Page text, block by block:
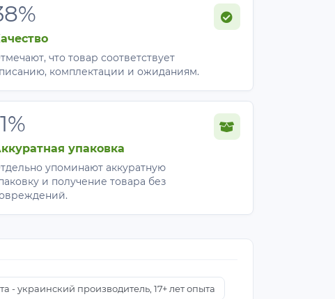
что товар соответствует
комплектации и ожиданиям.
упаковка
упоминают аккуратную
и получение товара без
- украинский производитель, 17+ лет опыта